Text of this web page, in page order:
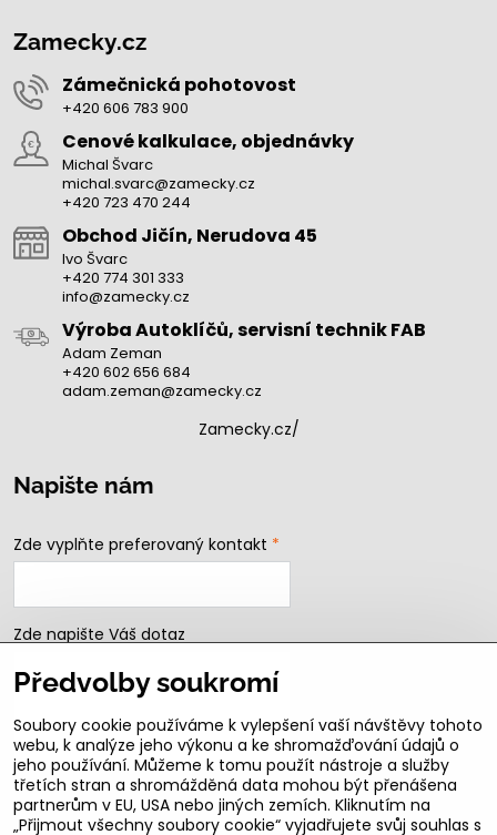
Zamecky.cz
Zámečnická pohotovost
+420 606 783 900
Cenové kalkulace, objednávky
Michal Švarc
michal.svarc@zamecky.cz
+420 723 470 244
Obchod Jičín, Nerudova 45
Ivo Švarc
+420 774 301 333
info@zamecky.cz
Výroba Autoklíčů, servisní technik FAB
Adam Zeman
+420 602 656 684
adam.zeman@zamecky.cz
Zamecky.cz/
Napište nám
Zde vyplňte preferovaný kontakt *
Zde napište Váš dotaz
Odeslat
Předvolby soukromí
Soubory cookie používáme k vylepšení vaší návštěvy tohoto
webu, k analýze jeho výkonu a ke shromažďování údajů o
jeho používání. Můžeme k tomu použít nástroje a služby
třetích stran a shromážděná data mohou být přenášena
partnerům v EU, USA nebo jiných zemích. Kliknutím na
„Přijmout všechny soubory cookie“ vyjadřujete svůj souhlas s